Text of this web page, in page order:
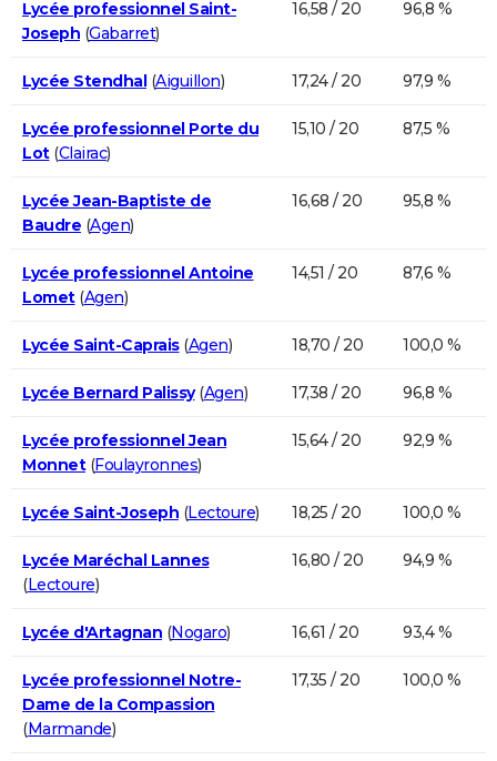
Lycée professionnel Saint-
Joseph (Gabarret)
16,58 / 20 96,8 %
Lycée Stendhal(Aiguillon) 17,24 / 20 97,9 %
Lycée professionnel Porte du
Lot(Clairac)
15,10 / 20 87,5 %
Lycée Jean-Baptiste de
Baudre (Agen)
16,68 / 20 95,8 %
Lycée professionnel Antoine
Lomet(Agen)
14,51 / 20 87,6 %
Lycée Saint-Caprais(Agen) 18,70 / 20 100,0 %
Lycée Bernard Palissy(Agen) 17,38 / 20 96,8 %
Lycée professionnel Jean
Monnet(Foulayronnes)
15,64 / 20 92,9 %
Lycée Saint-Joseph (Lectoure) 18,25 / 20 100,0 %
Lycée Maréchal Lannes
(Lectoure)
16,80 / 20 94,9 %
Lycée d'Artagnan (Nogaro) 16,61 / 20 93,4 %
Lycée professionnel Notre-
Dame de la Compassion
(Marmande)
17,35 / 20 100,0 %